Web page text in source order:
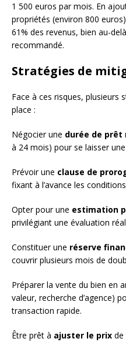
1 500 euros par mois. En
propriétés (environ 800
61% des revenus, bien au-
recommandé.
Stratégies de
Face à ces risques, plusieurs
place :
Négocier une durée de prêt
à 24 mois) pour se laisser
Prévoir une clause de
fixant à l’avance les
Opter pour une estimation
privilégiant une évaluation
Constituer une réserve
couvrir plusieurs mois de
Préparer la vente du bien en
valeur, recherche d’agence)
transaction rapide.
Être prêt à ajuster le prix de